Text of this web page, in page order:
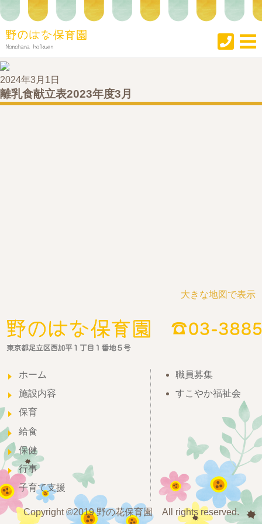
2024年3月1日
離乳食献立表2023年度3月
大きな地図で表示
ホーム
施設内容
保育
給食
保健
行事
子育て支援
職員募集
すこやか福祉会
Copyright ©2019 野の花保育園 All rights reserved.